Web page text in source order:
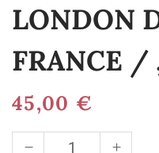
LONDON
FRANCE /
45,00 €